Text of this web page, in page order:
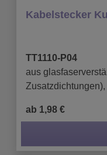
Kabelstecker
TT1110-P04
aus
ab 1,98 €